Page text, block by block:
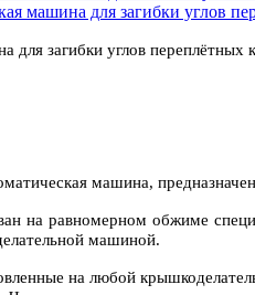
машина для загибки углов
для загибки углов переплётных
машина,
на равномерном обжиме
машиной.
на любой